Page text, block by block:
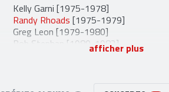
Kelly Garni [1975-1978]
Randy Rhoads [1975-1979]
Greg Leon [1979-1980]
Bob Stephan
[1980-1982]
[1975-1980]
afficher plus